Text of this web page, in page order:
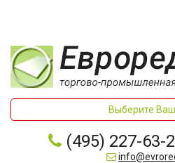
Выберите
(495) 227-63-